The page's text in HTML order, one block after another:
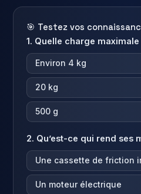
🎯 Testez vos
1. Quelle charge
Environ 4 kg
20 kg
500 g
2. Qu’est-ce qui rend ses
Une cassette de friction
Un moteur électrique